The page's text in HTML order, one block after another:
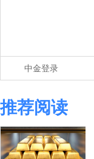
中金登录
推荐阅读